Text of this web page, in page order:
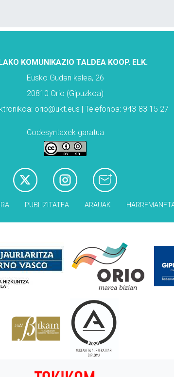
KOMUNIKAZIO TALDEA KOOP. ELK.
Eusko Gudari kalea, 26
20810 Orio (Gipuzkoa)
orio@ukt.eus | Telefonoa: 943-83 15 27
Codesyntaxek garatua
PUBLIZITATEA ARAUAK